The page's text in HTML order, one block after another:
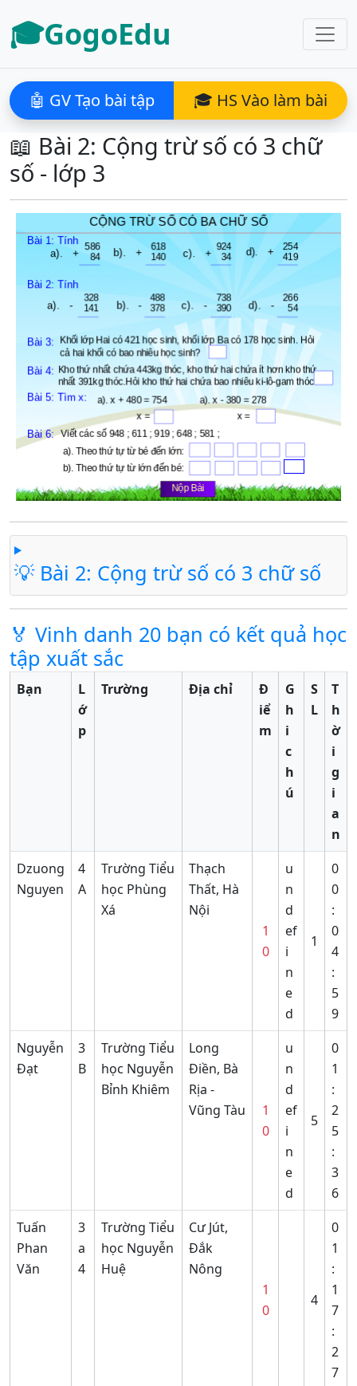
🎓GogoEdu
🤖 GV Tạo bài tập 🎓 HS Vào làm bài
📖 Bài 2: Cộng trừ số có 3 chữ
số - lớp 3
💡 Bài 2: Cộng trừ số có 3 chữ số
🏅 Vinh danh 20 bạn có kết quả học
tập xuất sắc
Bạn
L
ớ
p
Trường Địa chỉ
Đ
iể
m
G
h
i
c
h
ú
S
L
T
h
ờ
i
g
i
a
n
Dzuong
Nguyen
4
A
Trường Tiểu
học Phùng
Xá
Thạch
Thất, Hà
Nội
1
0
u
n
d
ef
i
n
e
d
1
0
0
:
0
4
:
5
9
Nguyễn
Đạt
3
B
Trường Tiểu
học Nguyễn
Bỉnh Khiêm
Long
Điền, Bà
Rịa -
Vũng Tàu
1
0
u
n
d
ef
i
n
e
d
5
0
1
:
2
5
:
3
6
Tuấn
Phan
Văn
3
a
4
Trường Tiểu
học Nguyễn
Huệ
Cư Jút,
Đắk
Nông
1
0
4
0
1
:
1
7
:
2
7